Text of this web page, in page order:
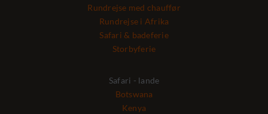
Rundrejse med chauffør
Rundrejse i Afrika
Safari & badeferie
Storbyferie
Safari - lande
Botswana
Kenya